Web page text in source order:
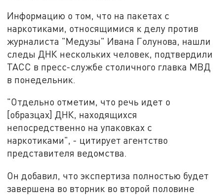
Информацию о том, что на пакетах с
наркотиками, относящимися к делу против
журналиста "Медузы" Ивана Голунова, нашли
следы ДНК нескольких человек, подтвердили
ТАСС в пресс-службе столичного главка МВД
в понедельник.
"Отдельно отметим, что речь идет о
[образцах] ДНК, находящихся
непосредственно на упаковках с
наркотиками", - цитирует агентство
представителя ведомства.
Он добавил, что экспертиза полностью будет
завершена во вторник во второй половине